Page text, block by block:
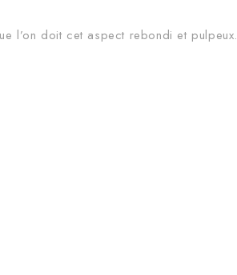
l’on doit cet aspect rebondi et pulpeux.